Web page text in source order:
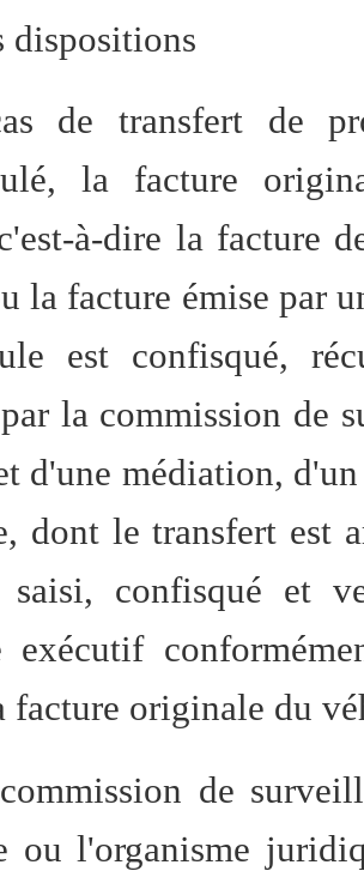
dispositions
de transfert de
la facture
à-dire la facture
la facture émise par
est confisqué,
la commission de
d'une médiation,
dont le transfert est
confisqué et
exécutif
facture originale du
de
ou l'organisme